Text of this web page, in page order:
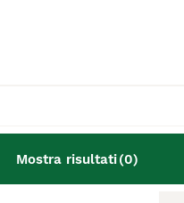
Mostra risultati(0)
gatto